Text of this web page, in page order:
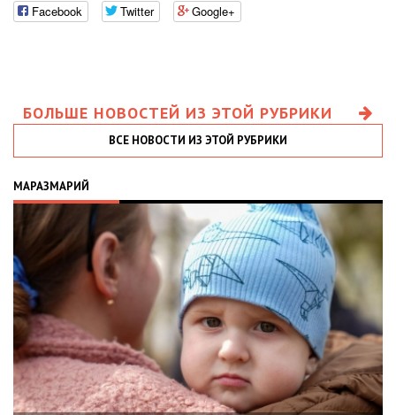
Facebook Twitter Google+
БОЛЬШЕ НОВОСТЕЙ ИЗ ЭТОЙ РУБРИКИ
ВСЕ НОВОСТИ ИЗ ЭТОЙ РУБРИКИ
МАРАЗМАРИЙ